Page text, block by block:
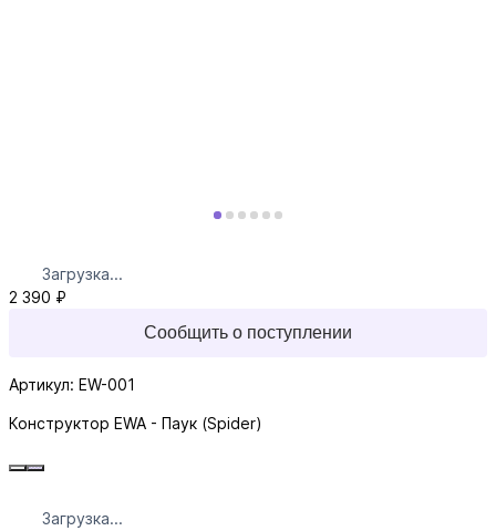
Загрузка...
2 390 ₽
Сообщить о поступлении
Артикул: EW-001
Конструктор EWA - Паук (Spider)
Загрузка...